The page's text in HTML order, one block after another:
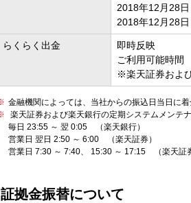
2018年12月28
2018年12月28
らくらく出金
即時反映
ご利用可能時
※楽天証券およ
金融機関によっては、当社からの振込日当日に
楽天証券および楽天銀行の定期システムメンテ
毎日 23:55 ～ 翌 0:05 （楽天銀行）
営業日 翌日 2:50 ～ 6:00 （楽天証券）
営業日 7:30 ～ 7:40、 15:30 ～ 17:15 （楽天証
証拠金振替について